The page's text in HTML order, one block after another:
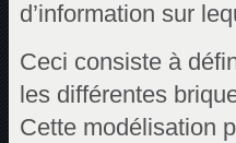
d’information sur
Ceci consiste à
les différentes
Cette modélisation